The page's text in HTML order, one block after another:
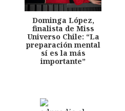
Dominga López,
finalista de Miss
Universo Chile: “La
preparación mental
sí es la más
importante”